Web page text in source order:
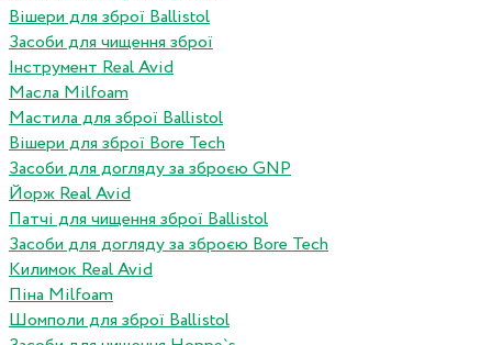
Вішери для зброї Ballistol
Засоби для чищення зброї
Інструмент Real Avid
Масла Milfoam
Мастила для зброї Ballistol
Вішери для зброї Bore Tech
Засоби для догляду за зброєю GNP
Йорж Real Avid
Патчі для чищення зброї Ballistol
Засоби для догляду за зброєю Bore Tech
Килимок Real Avid
Піна Milfoam
Шомполи для зброї Ballistol